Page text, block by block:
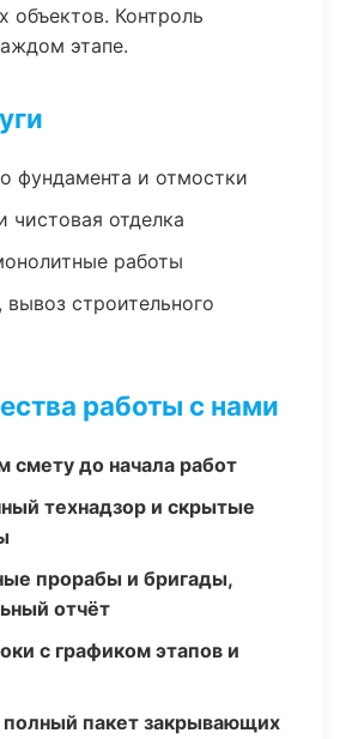
объектов. Контроль
этапе.
фундамента и отмостки
чистовая отделка
работы
строительного
работы с нами
смету до начала работ
технадзор и скрытые
прорабы и бригады,
отчёт
с графиком этапов и
полный пакет закрывающих